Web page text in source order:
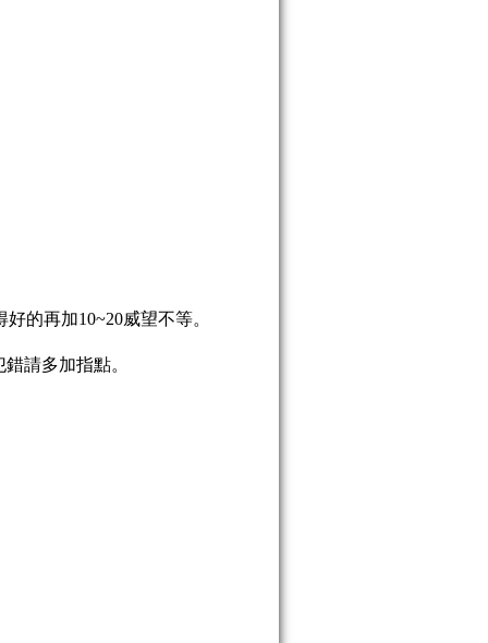
的再加10~20威望不等。
請多加指點。